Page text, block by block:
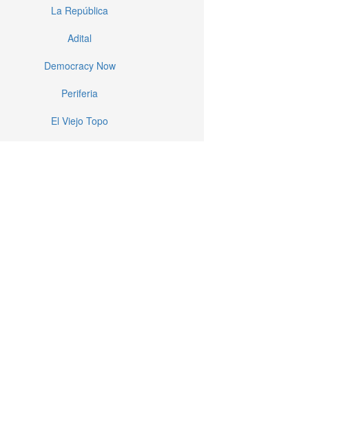
La República
Adital
Democracy Now
Periferia
El Viejo Topo